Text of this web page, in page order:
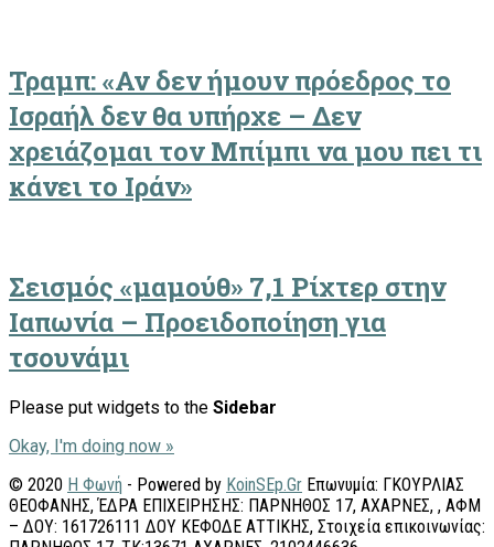
Τραμπ: «Αν δεν ήμουν πρόεδρος το
Ισραήλ δεν θα υπήρχε – Δεν
χρειάζομαι τον Μπίμπι να μου πει τι
κάνει το Ιράν»
Σεισμός «μαμούθ» 7,1 Ρίχτερ στην
Ιαπωνία – Προειδοποίηση για
τσουνάμι
Please put widgets to the Sidebar
Okay, I'm doing now »
© 2020 Η Φωνή - Powered by KoinSEp.Gr Επωνυμία: ΓΚΟΥΡΛΙΑΣ
ΘΕΟΦΑΝΗΣ, ΈΔΡΑ ΕΠΙΧΕΙΡΗΣΗΣ: ΠΑΡΝΗΘΟΣ 17, ΑΧΑΡΝΕΣ, , ΑΦΜ
– ΔΟΥ: 161726111 ΔΟΥ ΚΕΦΟΔΕ ΑΤΤΙΚΗΣ, Στοιχεία επικοινωνίας: